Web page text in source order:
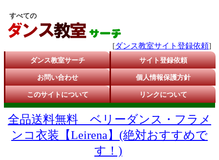
すべての
[ダンス教室サイト登録依頼]
ダンス教室サーチ サイト登録依頼
お問い合わせ 個人情報保護方針
このサイトについて リンクについて
全品送料無料 ベリーダンス・フラメ
ンコ衣装【Leirena】(絶対おすすめで
す！)